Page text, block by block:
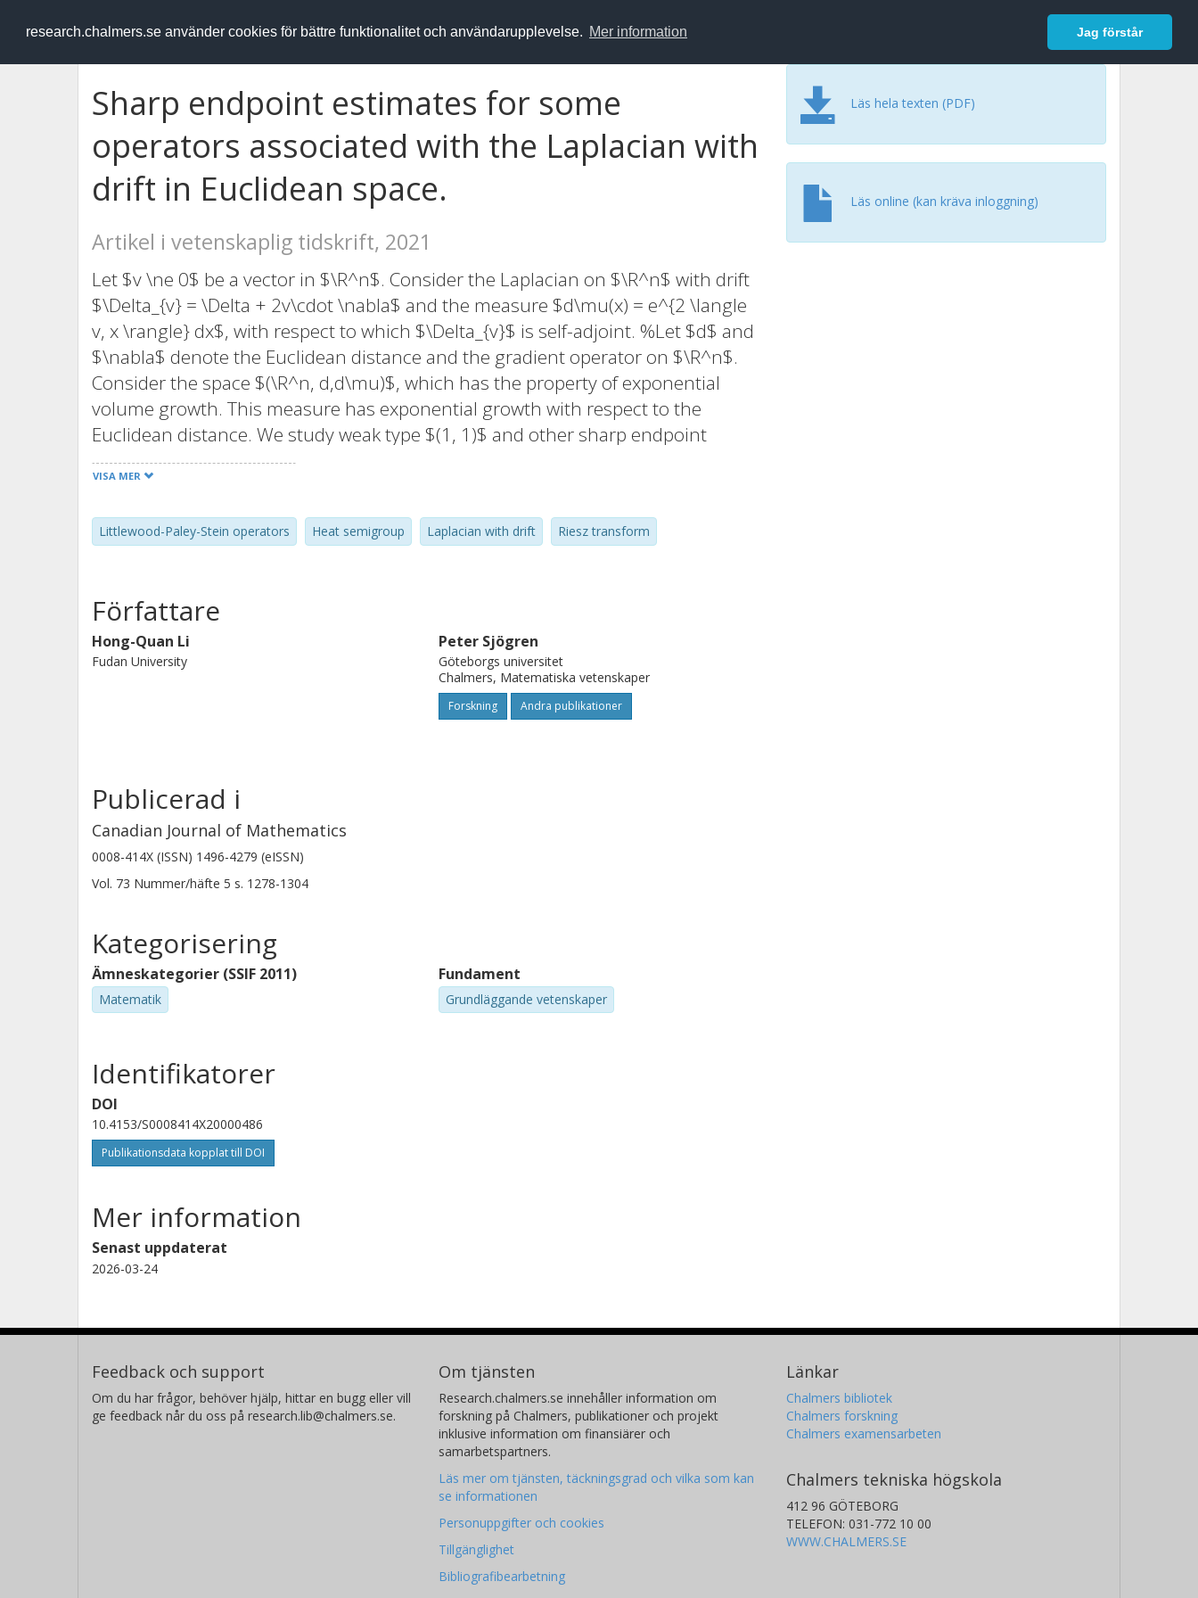
research.chalmers.se använder cookies för bättre funktionalitet och användarupplevelse. Mer information Jag förstår
RESEARCH.chalmers.se Logga in
Sharp endpoint estimates for some
operators associated with the Laplacian with
drift in Euclidean space.
Artikel i vetenskaplig tidskrift, 2021
Let $v \ne 0$ be a vector in $\R^n$. Consider the Laplacian on $\R^n$ with drift
$\Delta_{v} = \Delta + 2v\cdot \nabla$ and the measure $d\mu(x) = e^{2 \langle
v, x \rangle} dx$, with respect to which $\Delta_{v}$ is self-adjoint. %Let $d$ and
$\nabla$ denote the Euclidean distance and the gradient operator on $\R^n$.
Consider the space $(\R^n, d,d\mu)$, which has the property of exponential
volume growth. This measure has exponential growth with respect to the
Euclidean distance. We study weak type $(1, 1)$ and other sharp endpoint
estimates for the Riesz transforms of any order, and also for the vertical and
horizontal Littlewood-Paley-Stein functions associated with the heat and the
Poisson semigroups.
VISA MER
Littlewood-Paley-Stein operators Heat semigroup Laplacian with drift Riesz transform
Läs hela texten (PDF)
Läs online (kan kräva inloggning)
Författare
Hong-Quan Li
Fudan University
Peter Sjögren
Göteborgs universitet
Chalmers, Matematiska vetenskaper
Forskning Andra publikationer
Publicerad i
Canadian Journal of Mathematics
0008-414X (ISSN) 1496-4279 (eISSN)
Vol. 73 Nummer/häfte 5 s. 1278-1304
Kategorisering
Ämneskategorier (SSIF 2011)
Matematik
Fundament
Grundläggande vetenskaper
Identifikatorer
DOI
10.4153/S0008414X20000486
Publikationsdata kopplat till DOI
Mer information
Senast uppdaterat
2026-03-24
Feedback och support
Om du har frågor, behöver hjälp, hittar en bugg eller vill
ge feedback når du oss på research.lib@chalmers.se.
Om tjänsten
Research.chalmers.se innehåller information om
forskning på Chalmers, publikationer och projekt
inklusive information om finansiärer och
samarbetspartners.
Läs mer om tjänsten, täckningsgrad och vilka som kan
se informationen
Personuppgifter och cookies
Tillgänglighet
Bibliografibearbetning
Länkar
Chalmers bibliotek
Chalmers forskning
Chalmers examensarbeten
Chalmers tekniska högskola
412 96 GÖTEBORG
TELEFON: 031-772 10 00
WWW.CHALMERS.SE